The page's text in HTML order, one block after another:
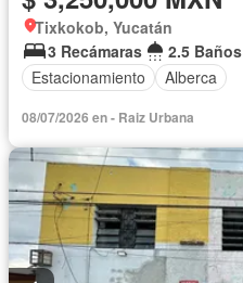
Tixkokob, Yucatán
3 Recámaras
2.5 Baños
Estacionamiento
Alberca
08/07/2026 en - Raiz Urbana